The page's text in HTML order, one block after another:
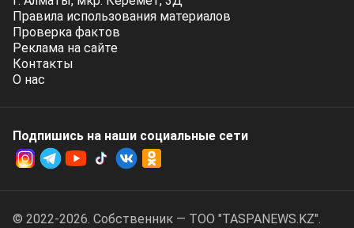
Правила использования материалов
Проверка фактов
Реклама на сайте
Контакты
О нас
Подпишись на наши социальные cети
© 2022-2026. Собственник — ТОО "TASPANEWS.KZ".